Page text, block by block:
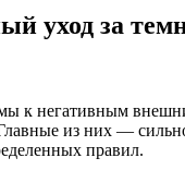
уход за
к негативным
из них —
правил.